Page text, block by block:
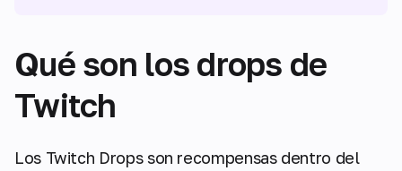
Qué son los drops de
Twitch
Los Twitch Drops son recompensas dentro del